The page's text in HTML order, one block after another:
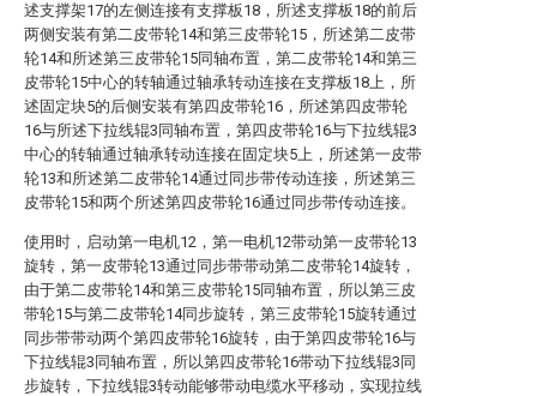
述支撑架17的左侧连接有支撑板18，所述支撑板18的前后
两侧安装有第二皮带轮14和第三皮带轮15，所述第二皮带
轮14和所述第三皮带轮15同轴布置，第二皮带轮14和第三
皮带轮15中心的转轴通过轴承转动连接在支撑板18上，所
述固定块5的后侧安装有第四皮带轮16，所述第四皮带轮
16与所述下拉线辊3同轴布置，第四皮带轮16与下拉线辊3
中心的转轴通过轴承转动连接在固定块5上，所述第一皮带
轮13和所述第二皮带轮14通过同步带传动连接，所述第三
皮带轮15和两个所述第四皮带轮16通过同步带传动连接。
使用时，启动第一电机12，第一电机12带动第一皮带轮13
旋转，第一皮带轮13通过同步带带动第二皮带轮14旋转，
由于第二皮带轮14和第三皮带轮15同轴布置，所以第三皮
带轮15与第二皮带轮14同步旋转，第三皮带轮15旋转通过
同步带带动两个第四皮带轮16旋转，由于第四皮带轮16与
下拉线辊3同轴布置，所以第四皮带轮16带动下拉线辊3同
步旋转，下拉线辊3转动能够带动电缆水平移动，实现拉线